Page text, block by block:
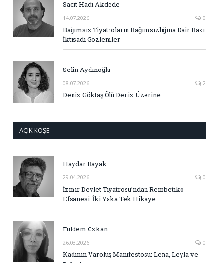
Sacit Hadi Akdede
14.07.2026 0
Bağımsız Tiyatroların Bağımsızlığına Dair Bazı
İktisadi Gözlemler
Selin Aydınoğlu
08.07.2026 2
Deniz Göktaş Ölü Deniz Üzerine
AÇIK KÖŞE
Haydar Bayak
29.04.2026 0
İzmir Devlet Tiyatrosu’ndan Rembetiko
Efsanesi: İki Yaka Tek Hikaye
Fuldem Özkan
26.03.2026 0
Kadının Varoluş Manifestosu: Lena, Leyla ve